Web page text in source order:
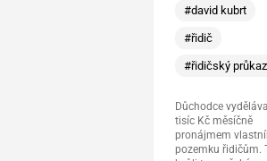
#david kubrt
#řidič
#řidičský průkaz
Důchodce
tisíc Kč měsíčně
pronájmem
pozemku řidičům.